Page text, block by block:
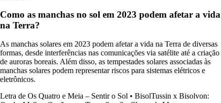
Como as manchas no sol em 2023 podem afetar a vida
na Terra?
As manchas solares em 2023 podem afetar a vida na Terra de diversas
formas, desde interferências nas comunicações via satélite até a criação
de auroras boreais. Além disso, as tempestades solares associadas às
manchas solares podem representar riscos para sistemas elétricos e
eletrônicos.
Letra de Os Quatro e Meia – Sentir o Sol • BisolTussin x Bisolvon: